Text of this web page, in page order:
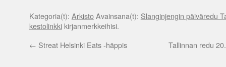
Kategoria(t): ArkistoAvainsana(t): Slanginjengin päiväredu
kestolinkkikirjanmerkkeihisi.
← Streat Helsinki Eats -häppis Tallinnan redu